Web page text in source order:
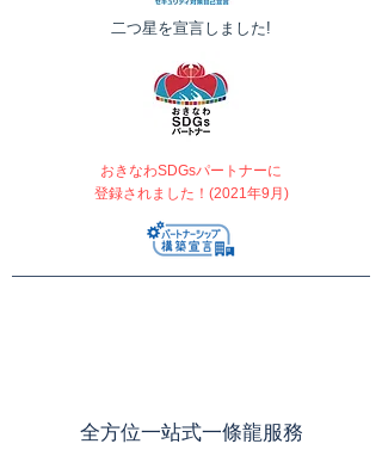
全方位一站式一條龍服務
​二つ星を宣言しました!
おきなわSDGsパートナーに
登録されました！(2021年9月)